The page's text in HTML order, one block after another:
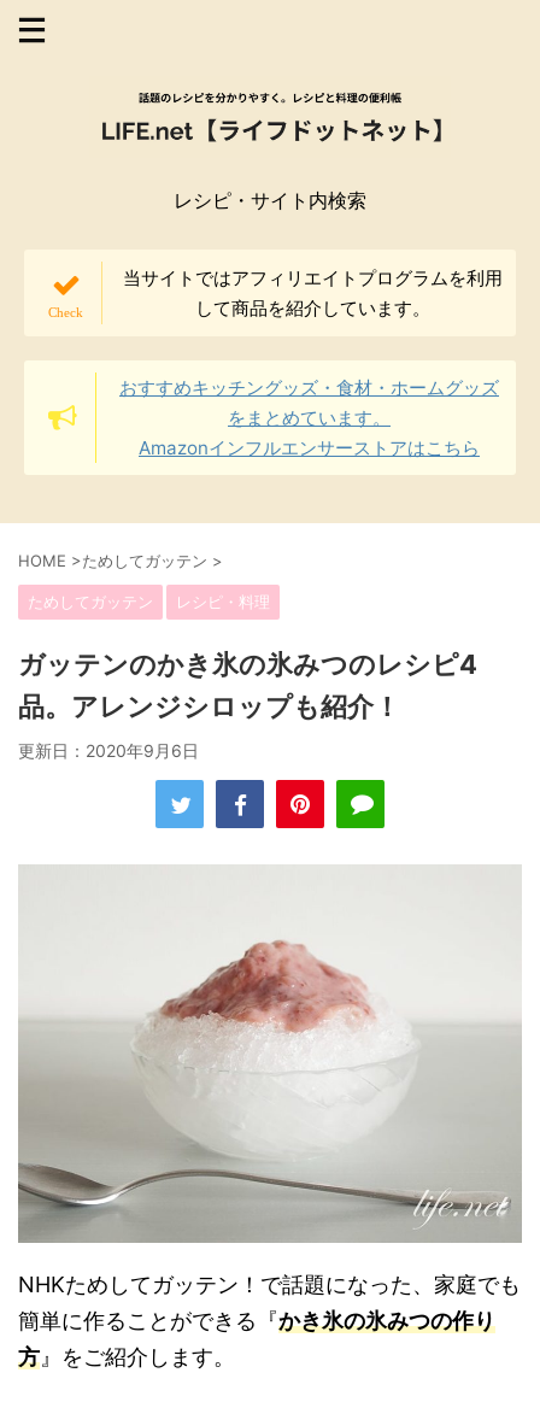
レシピ・サイト内検索
当サイトではアフィリエイトプログラムを利用
して商品を紹介しています。
おすすめキッチングッズ・食材・ホームグッズ
をまとめています。
Amazonインフルエンサーストアはこちら
HOME >ためしてガッテン >
ためしてガッテン レシピ・料理
ガッテンのかき氷の氷みつのレシピ4
品。アレンジシロップも紹介！
更新日： 2020年9月6日
NHKためしてガッテン！で話題になった、家庭でも
簡単に作ることができる『かき氷の氷みつの作り
方 』をご紹介します。